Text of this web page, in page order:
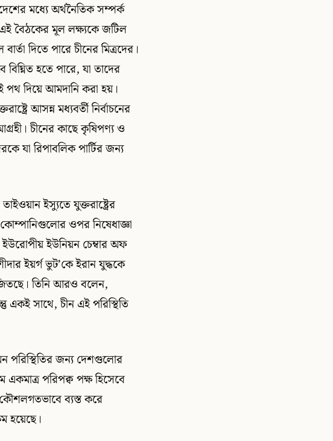
মধ্যে অর্থনৈতিক সম্পর্ক
এই বৈঠকের মূল লক্ষ্যকে জটিল
দিতে পারে চীনের মিত্রদের।
বিঘ্নিত হতে পারে, যা তাদের
পথ দিয়ে আমদানি করা হয়।
আসন্ন মধ্যবর্তী নির্বাচনের
চীনের কাছে কৃষিপণ্য ও
যা রিপাবলিক পার্টির জন্য
ইস্যুতে যুক্তরাষ্ট্রের
কোম্পানিগুলোর ওপর নিষেধাজ্ঞা
ইউনিয়ন চেম্বার অফ
ইয়র্গ ভুট’কে ইরান যুদ্ধকে
তিনি আরও বলেন,
একই সাথে, চীন এই পরিস্থিতি
পরিস্থিতির জন্য দেশগুলোর
পরিপক্ব পক্ষ হিসেবে
কৌশলগতভাবে ব্যস্ত করে
হয়েছে।